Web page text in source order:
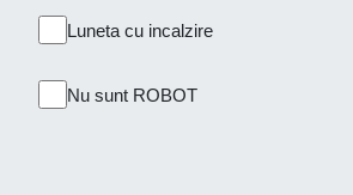
Luneta cu incalzire
Nu sunt ROBOT